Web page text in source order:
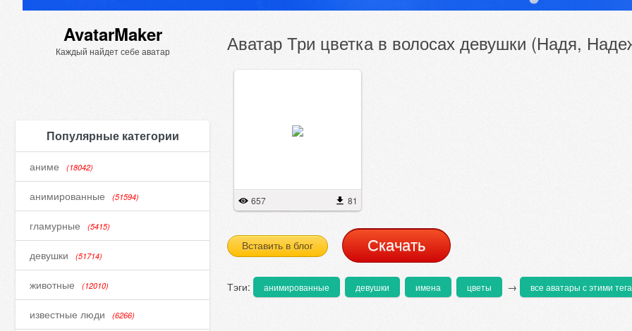
AvatarMaker
Каждый найдет себе аватар
Популярные категории
аниме (18042)
анимированные (51594)
гламурные (5415)
девушки (51714)
животные (12010)
известные люди (6266)
Аватар Три цветка в волосах девушки (Надя,
657 81
Вставить в блог Cкачать
Тэги: анимированные девушки имена цветы → все аватары с этими